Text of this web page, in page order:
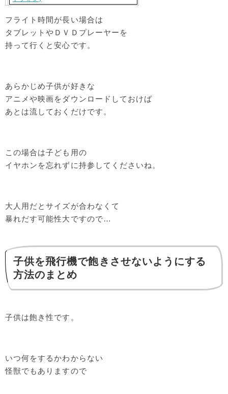
フライト時間が長い場合は
タブレットやＤＶＤプレーヤーを
持って行くと安心です。
あらかじめ子供が好きな
アニメや映画をダウンロードしておけば
あとは流しておくだけです。
この場合は子ども用の
イヤホンを忘れずに持参してくださいね。
大人用だとサイズが合わなくて
暴れだす可能性大ですので…
子供を飛行機で飽きさせないようにする
方法のまとめ
子供は飽き性です。
いつ何をするかわからない
怪獣でもありますので